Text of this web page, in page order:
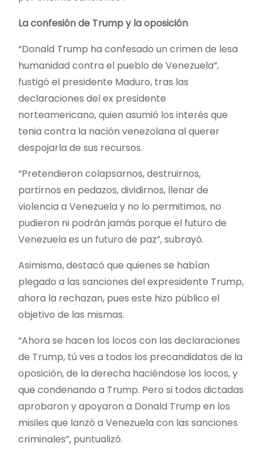
La confesión de Trump y la oposición
“Donald Trump ha confesado un crimen de lesa
humanidad contra el pueblo de Venezuela”,
fustigó el presidente Maduro, tras las
declaraciones del ex presidente
norteamericano, quien asumió los interés que
tenia contra la nación venezolana al querer
despojarla de sus recursos.
“Pretendieron colapsarnos, destruirnos,
partirnos en pedazos, dividirnos, llenar de
violencia a Venezuela y no lo permitimos, no
pudieron ni podrán jamás porque el futuro de
Venezuela es un futuro de paz”, subrayó.
Asimismo, destacó que quienes se habían
plegado a las sanciones del expresidente Trump,
ahora la rechazan, pues este hizo público el
objetivo de las mismas.
“Ahora se hacen los locos con las declaraciones
de Trump, tú ves a todos los precandidatos de la
oposición, de la derecha haciéndose los locos, y
que condenando a Trump. Pero si todos dictadas
aprobaron y apoyaron a Donald Trump en los
misiles que lanzó a Venezuela con las sanciones
criminales”, puntualizó.